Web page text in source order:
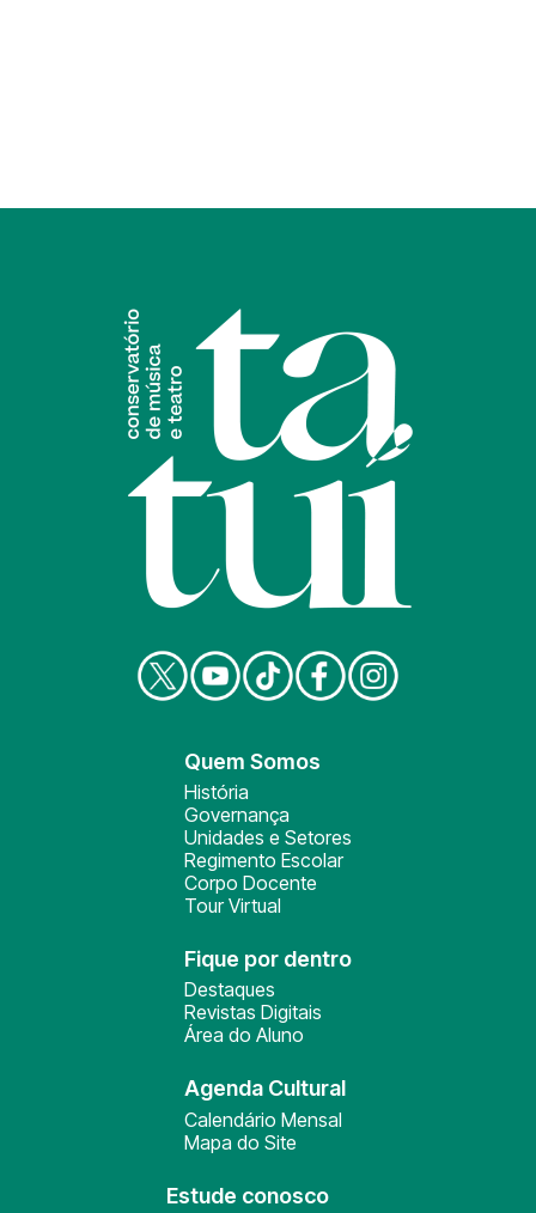
Quem Somos
História
Governança
Unidades e Setores
Regimento Escolar
Corpo Docente
Tour Virtual
Fique por dentro
Destaques
Revistas Digitais
Área do Aluno
Agenda Cultural
Calendário Mensal
Mapa do Site
Estude conosco